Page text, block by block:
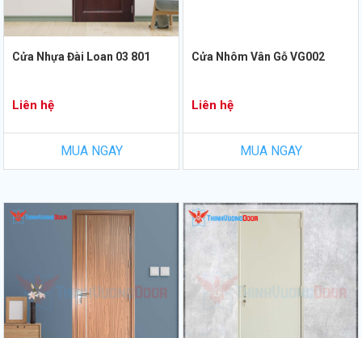
Cửa Nhựa Đài Loan 03 801
Liên hệ
MUA NGAY
Cửa Nhôm Vân Gỗ VG002
Liên hệ
MUA NGAY